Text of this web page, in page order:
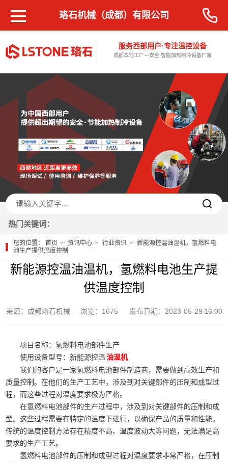
服务西部用户·专注温控设备
成都本地工厂—安全·智能加热制冷设备厂家
珞石机械（成都）有限公司
热门关键词：
您的位置：首页 资讯中心 行业资讯
新能源控温油温机，氢燃料电
池生产提供温度控制
新能源控温油温机，氢燃料电池生产提
供温度控制
来源：成都珞石机械 浏览：1675 发布日期：2023-05-29 16:00
项目名称：氢燃料电池部件生产
使用设备型号：新能源控温 油温机
我们的客户是一家氢燃料电池部件制造商，需要做到高效生产和
质量控制。在他们的生产工艺中，涉及到对关键部件的压制和成型过
程，而这些过程对温度要求极为严格。
在氢燃料电池部件的生产过程中，涉及到对关键部件的压制和成
型。这些过程需要在特定的温度下进行，以确保产品的质量和性能。
传统的温度控制方法存在精度不高、温度波动大等问题，无法满足高
要求的生产工艺。
氢燃料电池部件的压制和成型过程对温度要求非常严格，在压制